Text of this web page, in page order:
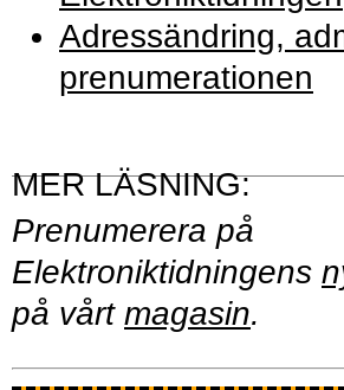
Adressändring,
prenumerationen
Prenumerera på
Elektroniktidningens
på vårt magasin.